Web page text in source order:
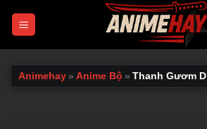
Animehay » Anime Bộ » Thanh Gươm